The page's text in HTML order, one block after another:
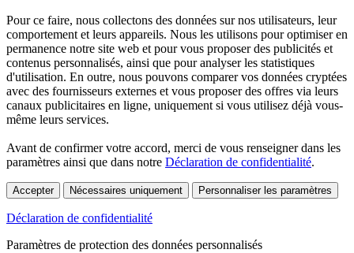
Pour ce faire, nous collectons des données sur nos utilisateurs, leur
comportement et leurs appareils. Nous les utilisons pour optimiser en
permanence notre site web et pour vous proposer des publicités et
contenus personnalisés, ainsi que pour analyser les statistiques
d'utilisation. En outre, nous pouvons comparer vos données cryptées
avec des fournisseurs externes et vous proposer des offres via leurs
canaux publicitaires en ligne, uniquement si vous utilisez déjà vous-
même leurs services.
Avant de confirmer votre accord, merci de vous renseigner dans les
paramètres ainsi que dans notre Déclaration de confidentialité.
Accepter Nécessaires uniquement Personnaliser les paramètres
Déclaration de confidentialité
Paramètres de protection des données personnalisés